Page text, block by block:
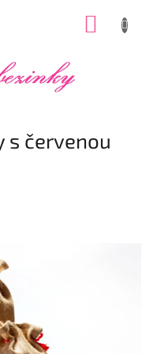
s červenou